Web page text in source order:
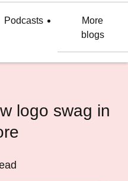
Podcasts
More
blogs
logo swag in